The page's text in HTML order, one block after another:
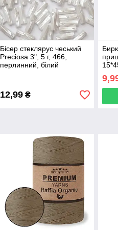
Бісер стеклярус чеський
Preciosa 3", 5 г, 466,
перлинний, білий
12,99₴